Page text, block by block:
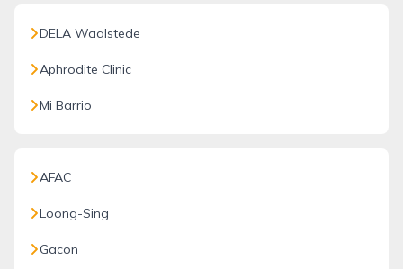
DELA Waalstede
Aphrodite Clinic
Mi Barrio
AFAC
Loong-Sing
Gacon